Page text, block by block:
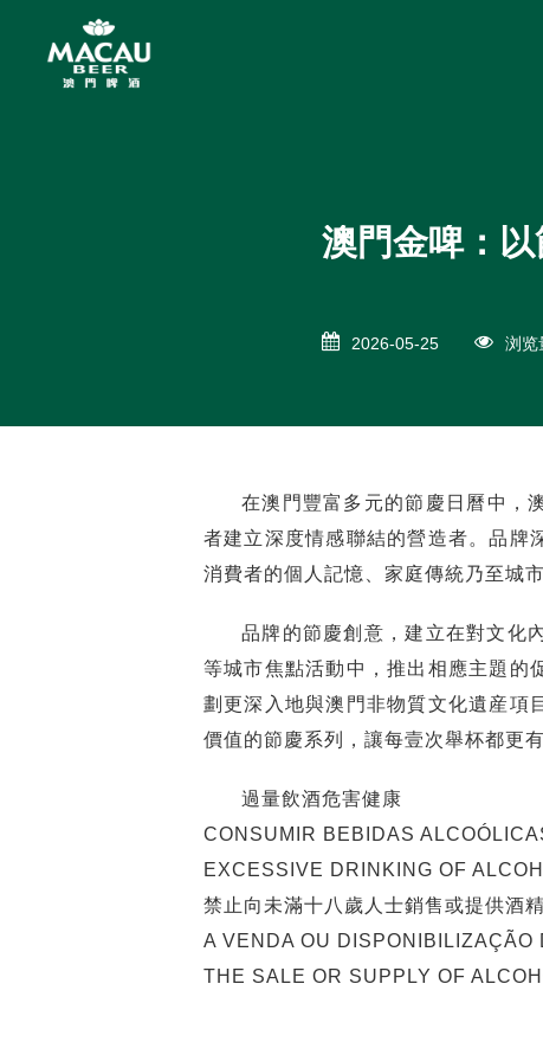
澳門金啤：
2026-05-25 浏览
在澳門豐富多元的節慶日曆中，
者建立深度情感聯結的營造者。品牌
消費者的個人記憶、家庭傳統乃至城
品牌的節慶創意，建立在對文化
等城市焦點活動中，推出相應主題的
劃更深入地與澳門非物質文化遺産項
價值的節慶系列，讓每壹次舉杯都更有
過量飲酒危害健康
CONSUMIR BEBIDAS
EXCESSIVE DRINKING OF
禁止向未滿十八歲人士銷售或提供酒
A VENDA OU
THE SALE OR SUPPLY OF